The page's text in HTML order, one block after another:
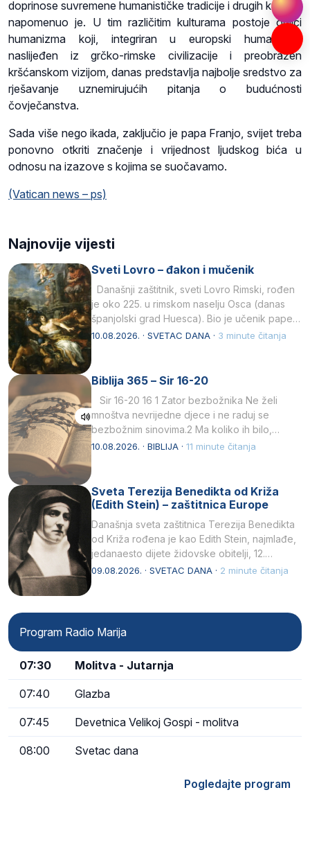
doprinose suvremene humanističke tradicije i drugih kultura,
napomenuo je. U tim različitim kulturama postoje oblici
humanizma koji, integriran u europski humanizam
naslijeđen iz grčko-rimske civilizacije i preobražen
kršćanskom vizijom, danas predstavlja najbolje sredstvo za
rješavanje uznemirujućih pitanja o budućnosti
čovječanstva.
Sada više nego ikada, zaključio je papa Franjo, svijet treba
ponovno otkriti značenje i vrijednost ljudskog bića u
odnosu na izazove s kojima se suočavamo.
(Vatican news – ps)
Najnovije vijesti
Sveti Lovro – đakon i mučenik
Današnji zaštitnik, sveti Lovro Rimski, rođen
je oko 225. u rimskom naselju Osca (danas
španjolski grad Huesca). Bio je učenik pape…
10.08.2026. · SVETAC DANA · 3 minute čitanja
Biblija 365 – Sir 16-20
Sir 16-20 16 1 Zator bezbožnika Ne želi
mnoštva nevrijedne djece i ne raduj se
bezbožnim sinovima.2 Ma koliko ih bilo,…
10.08.2026. · BIBLIJA · 11 minute čitanja
Sveta Terezija Benedikta od Križa
(Edith Stein) – zaštitnica Europe
Današnja sveta zaštitnica Terezija Benedikta
od Križa rođena je kao Edith Stein, najmlađe,
jedanaesto dijete židovske obitelji, 12.
listopada 1891, u Wrocławu…
09.08.2026. · SVETAC DANA · 2 minute čitanja
Program Radio Marija
07:30 Molitva - Jutarnja
07:40 Glazba
07:45 Devetnica Velikoj Gospi - molitva
08:00 Svetac dana
Pogledajte program